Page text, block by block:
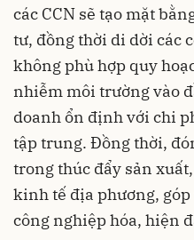
các CCN sẽ tạo mặt
tư, đồng thời di dời các
không phù hợp quy
nhiễm môi trường vào
doanh ổn định với chi
tập trung. Đồng thời,
trong thúc đẩy sản
kinh tế địa phương,
công nghiệp hóa, hiện